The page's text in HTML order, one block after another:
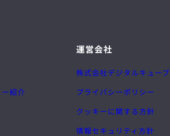
紹介
運営会社
株式会社デジタルキューブ
プライバシーポリシー
クッキーに関する方針
情報セキュリティ方針